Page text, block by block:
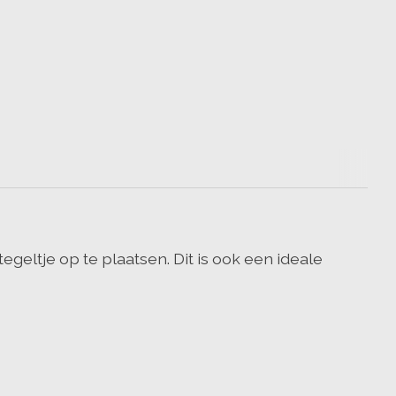
op te plaatsen. Dit is ook een ideale